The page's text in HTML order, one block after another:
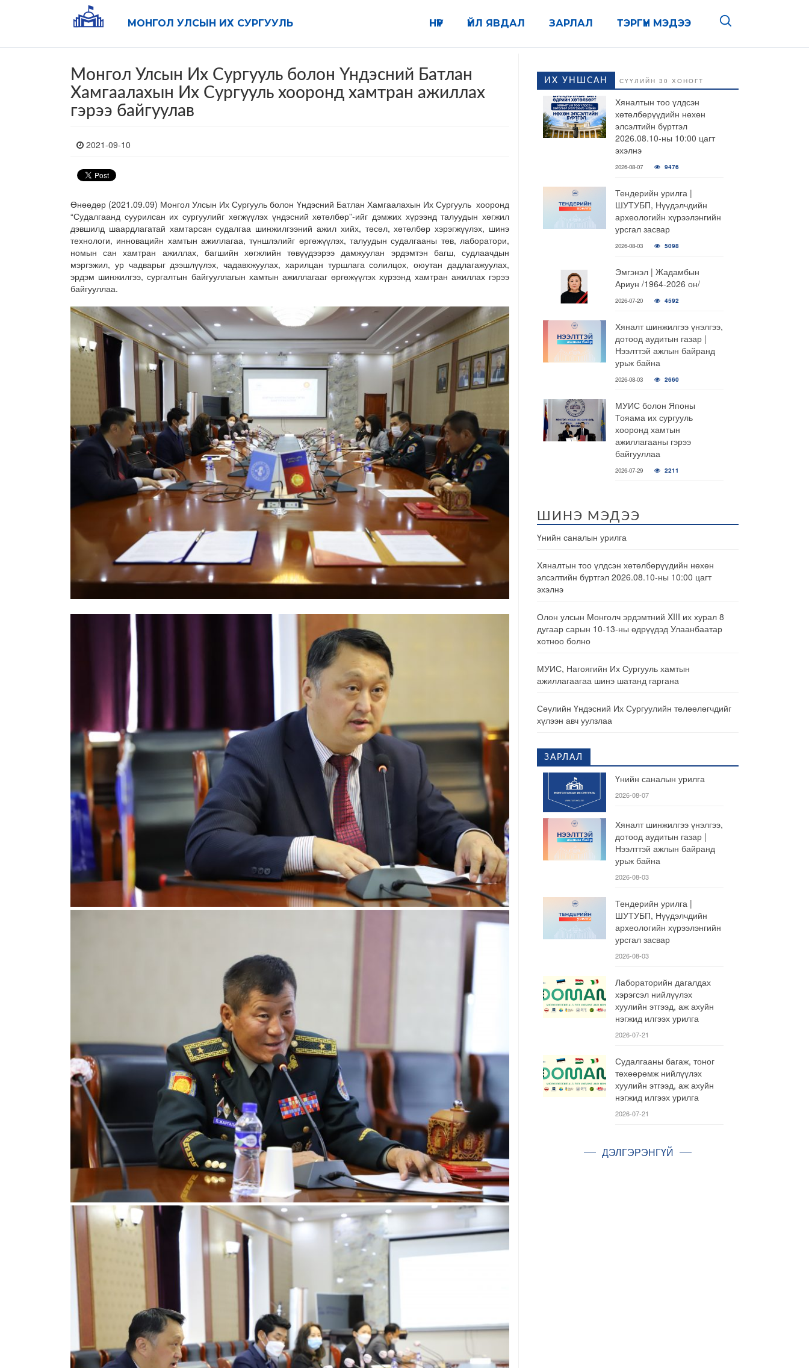
МОНГОЛ УЛСЫН ИХ СУРГУУЛЬ ТЭРГҮҮН МЭДЭЭ
ЗАРЛАЛ
ҮЙЛ ЯВДАЛ
НҮҮР
Монгол Улсын Их Сургууль болон Үндэсний Батлан
Хамгаалахын Их Сургууль хооронд хамтран ажиллах
гэрээ байгуулав
2021-09-10
Өнөөдөр (2021.09.09) Монгол Улсын Их Сургууль болон Үндэсний Батлан Хамгаалахын Их Сургууль хооронд
“Судалгаанд суурилсан их сургуулийг хөгжүүлэх үндэсний хөтөлбөр”-ийг дэмжих хүрээнд талуудын хөгжил
дэвшилд шаардлагатай хамтарсан судалгаа шинжилгээний ажил хийх, төсөл, хөтөлбөр хэрэгжүүлэх, шинэ
технологи, инновацийн хамтын ажиллагаа, түншлэлийг өргөжүүлэх, талуудын судалгааны төв, лаборатори,
номын сан хамтран ажиллах, багшийн хөгжлийн төвүүдээрээ дамжуулан эрдэмтэн багш, судлаачдын
мэргэжил, ур чадварыг дээшлүүлэх, чадавхжуулах, харилцан туршлага солилцох, оюутан дадлагажуулах,
эрдэм шинжилгээ, сургалтын байгууллагын хамтын ажиллагааг өргөжүүлэх хүрээнд хамтран ажиллах гэрээ
байгууллаа.
ИХ УНШСАН СҮҮЛИЙН 30 ХОНОГТ
Хяналтын тоо үлдсэн
хөтөлбөрүүдийн нөхөн
элсэлтийн бүртгэл
2026.08.10-ны 10:00 цагт
эхэлнэ
2026-08-07 9476
Тендерийн урилга |
ШУТУБП, Нүүдэлчдийн
археологийн хүрээлэнгийн
урсгал засвар
2026-08-03 5098
Эмгэнэл | Жадамбын
Ариун /1964-2026 он/
2026-07-20 4592
Хяналт шинжилгээ үнэлгээ,
дотоод аудитын газар |
Нээлттэй ажлын байранд
урьж байна
2026-08-03 2660
МУИС болон Японы
Тояама их сургууль
хооронд хамтын
ажиллагааны гэрээ
байгууллаа
2026-07-29 2211
ШИНЭ МЭДЭЭ
Үнийн саналын урилга
Хяналтын тоо үлдсэн хөтөлбөрүүдийн нөхөн
элсэлтийн бүртгэл 2026.08.10-ны 10:00 цагт
эхэлнэ
Олон улсын Монголч эрдэмтний XIII их хурал 8
дугаар сарын 10-13-ны өдрүүдэд Улаанбаатар
хотноо болно
МУИС, Нагоягийн Их Сургууль хамтын
ажиллагаагаа шинэ шатанд гаргана
Сөүлийн Үндэсний Их Сургуулийн төлөөлөгчдийг
хүлээн авч уулзлаа
ЗАРЛАЛ
Үнийн саналын урилга
2026-08-07
Хяналт шинжилгээ үнэлгээ,
дотоод аудитын газар |
Нээлттэй ажлын байранд
урьж байна
2026-08-03
Тендерийн урилга |
ШУТУБП, Нүүдэлчдийн
археологийн хүрээлэнгийн
урсгал засвар
2026-08-03
Лабораторийн дагалдах
хэрэгсэл нийлүүлэх
хуулийн этгээд, аж ахуйн
нэгжид илгээх урилга
2026-07-21
Судалгааны багаж, тоног
төхөөрөмж нийлүүлэх
хуулийн этгээд, аж ахуйн
нэгжид илгээх урилга
2026-07-21
ДЭЛГЭРЭНГҮЙ